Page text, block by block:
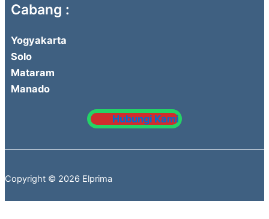
Cabang :
Yogyakarta
Solo
Mataram
Manado
Hubungi Kami
Copyright © 2026 Elprima